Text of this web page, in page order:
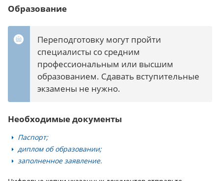
Образование
Переподготовку могут пройти
специалисты со средним
профессиональным или высшим
образованием. Сдавать вступительные
экзамены не нужно.
Необходимые документы
Паспорт;
диплом об образовании;
заполненное заявление.